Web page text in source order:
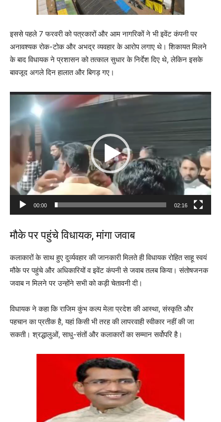
इससे पहले 7 फरवरी को पत्रकारों और आम नागरिकों ने भी इवेंट कंपनी पर
अनावश्यक रोक-टोक और अभद्र व्यवहार के आरोप लगाए थे। शिकायत मिलने
के बाद विधायक ने प्रशासन को तत्काल सुधार के निर्देश दिए थे, लेकिन इसके
बावजूद अगले दिन हालात और बिगड़ गए।
V
d
e
P
a
e
00:00 02:16
मौके पर पहुंचे विधायक, मांगा जवाब
कलाकारों के साथ हुए दुर्व्यवहार की जानकारी मिलते ही विधायक रोहित साहू स्वयं
मौके पर पहुंचे और अधिकारियों व इवेंट कंपनी से जवाब तलब किया। संतोषजनक
जवाब न मिलने पर उन्होंने सभी को कड़ी चेतावनी दी।
विधायक ने कहा कि राजिम कुंभ कल्प मेला प्रदेश की आस्था, संस्कृति और
पहचान का प्रतीक है, यहां किसी भी तरह की लापरवाही स्वीकार नहीं की जा
सकती। श्रद्धालुओं, साधु-संतों और कलाकारों का सम्मान सर्वोपरि है।